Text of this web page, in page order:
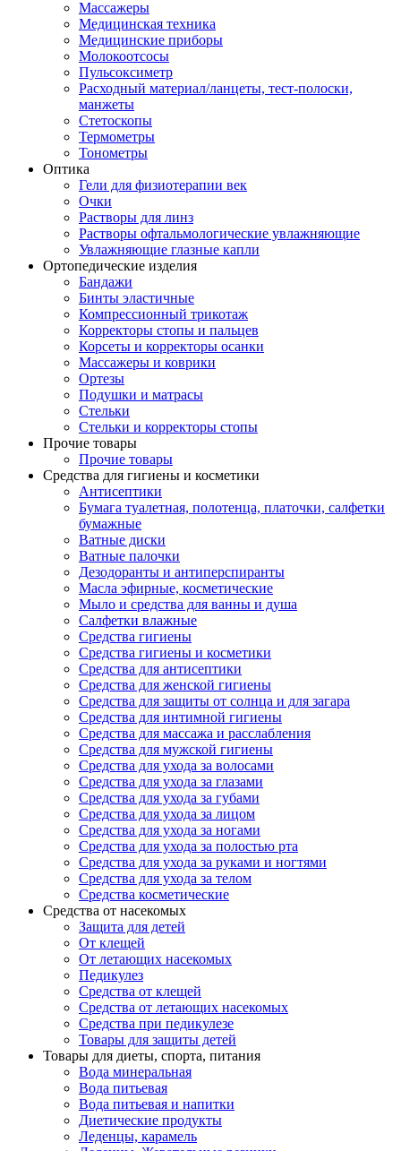
Массажеры
Медицинская техника
Медицинские приборы
Молокоотсосы
Пульсоксиметр
Расходный материал/ланцеты, тест-полоски,
манжеты
Стетоскопы
Термометры
Тонометры
Оптика
Гели для физиотерапии век
Очки
Растворы для линз
Растворы офтальмологические увлажняющие
Увлажняющие глазные капли
Ортопедические изделия
Бандажи
Бинты эластичные
Компрессионный трикотаж
Корректоры стопы и пальцев
Корсеты и корректоры осанки
Массажеры и коврики
Ортезы
Подушки и матрасы
Стельки
Стельки и корректоры стопы
Прочие товары
Прочие товары
Средства для гигиены и косметики
Антисептики
Бумага туалетная, полотенца, платочки, салфетки
бумажные
Ватные диски
Ватные палочки
Дезодоранты и антиперспиранты
Масла эфирные, косметические
Мыло и средства для ванны и душа
Салфетки влажные
Средства гигиены
Средства гигиены и косметики
Средства для антисептики
Средства для женской гигиены
Средства для защиты от солнца и для загара
Средства для интимной гигиены
Средства для массажа и расслабления
Средства для мужской гигиены
Средства для ухода за волосами
Средства для ухода за глазами
Средства для ухода за губами
Средства для ухода за лицом
Средства для ухода за ногами
Средства для ухода за полостью рта
Средства для ухода за руками и ногтями
Средства для ухода за телом
Средства косметические
Средства от насекомых
Защита для детей
От клещей
От летающих насекомых
Педикулез
Средства от клещей
Средства от летающих насекомых
Средства при педикулезе
Товары для защиты детей
Товары для диеты, спорта, питания
Вода минеральная
Вода питьевая
Вода питьевая и напитки
Диетические продукты
Леденцы, карамель